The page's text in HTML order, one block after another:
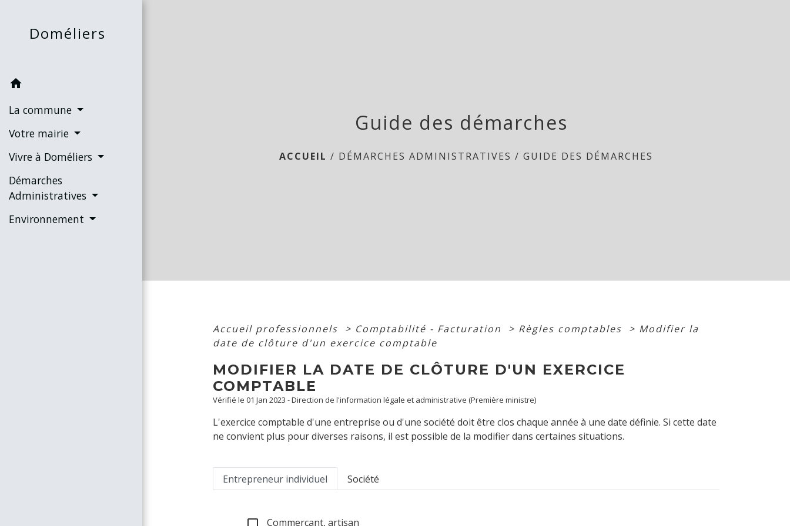
Doméliers
home
La commune
Votre mairie
Vivre à Doméliers
Démarches
Administratives
Environnement
Guide des démarches
ACCUEIL / DÉMARCHES ADMINISTRATIVES / GUIDE DES DÉMARCHES
Accueil professionnels > Comptabilité - Facturation > Règles comptables > Modifier la
date de clôture d'un exercice comptable
MODIFIER LA DATE DE CLÔTURE D'UN EXERCICE
COMPTABLE
Vérifié le 01 Jan 2023 - Direction de l'information légale et administrative (Première ministre)
L'exercice comptable d'une entreprise ou d'une société doit être clos chaque année à une date définie. Si cette date
ne convient plus pour diverses raisons, il est possible de la modifier dans certaines situations.
Entrepreneur individuel Société
Commerçant, artisan